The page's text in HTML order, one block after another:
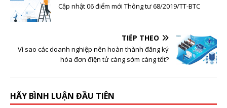
Cập nhật 06 điểm mới Thông tư 68/2019/TT-BTC
TIẾP THEO
Vì sao các doanh nghiệp nên hoàn thành đăng ký
hóa đơn điện tử càng sớm càng tốt?
HÃY BÌNH LUẬN ĐẦU TIÊN